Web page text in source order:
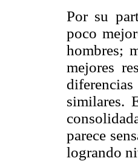
Por su
poco
hombres;
mejores
diferencias
similares.
parece
logrando